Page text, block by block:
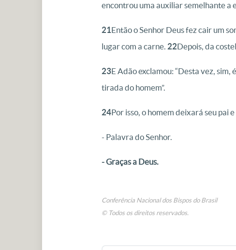
encontrou uma auxiliar semelhante a
21Então o Senhor Deus fez cair um
lugar com a carne. 22Depois, da
23E Adão exclamou: “Desta vez, sim,
tirada do homem”.
24Por isso, o homem deixará seu pai
- Palavra do Senhor.
- Graças a Deus.
Conferência Nacional dos Bispos do Brasil
© Todos os direitos reservados.